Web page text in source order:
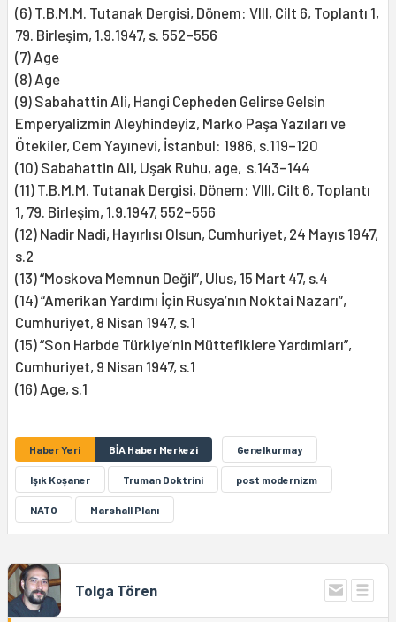
(6) T.B.M.M. Tutanak Dergisi, Dönem: VIII, Cilt 6, Toplantı 1,
79. Birleşim, 1.9.1947, s. 552–556
(7) Age
(8) Age
(9) Sabahattin Ali, Hangi Cepheden Gelirse Gelsin
Emperyalizmin Aleyhindeyiz, Marko Paşa Yazıları ve
Ötekiler, Cem Yayınevi, İstanbul: 1986, s.119–120
(10) Sabahattin Ali, Uşak Ruhu, age, s.143–144
(11) T.B.M.M. Tutanak Dergisi, Dönem: VIII, Cilt 6, Toplantı
1, 79. Birleşim, 1.9.1947, 552–556
(12) Nadir Nadi, Hayırlısı Olsun, Cumhuriyet, 24 Mayıs 1947,
s.2
(13) “Moskova Memnun Değil”, Ulus, 15 Mart 47, s.4
(14) “Amerikan Yardımı İçin Rusya’nın Noktai Nazarı”,
Cumhuriyet, 8 Nisan 1947, s.1
(15) “Son Harbde Türkiye’nin Müttefiklere Yardımları”,
Cumhuriyet, 9 Nisan 1947, s.1
(16) Age, s.1
Haber Yeri BİA Haber Merkezi Genelkurmay
Işık Koşaner Truman Doktrini post modernizm
NATO Marshall Planı
Tolga Tören